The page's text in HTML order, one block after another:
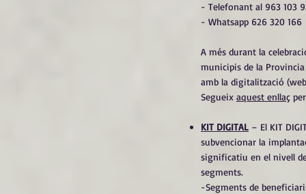
- Telefonant al 963 103
- Whatsapp 626 320 166
A més durant la
municipis de la
amb la digitalització
Segueix aquest enllaç
KIT DIGITAL – El KIT
subvencionar la
significatiu en el nivell
segments.
-Segments de